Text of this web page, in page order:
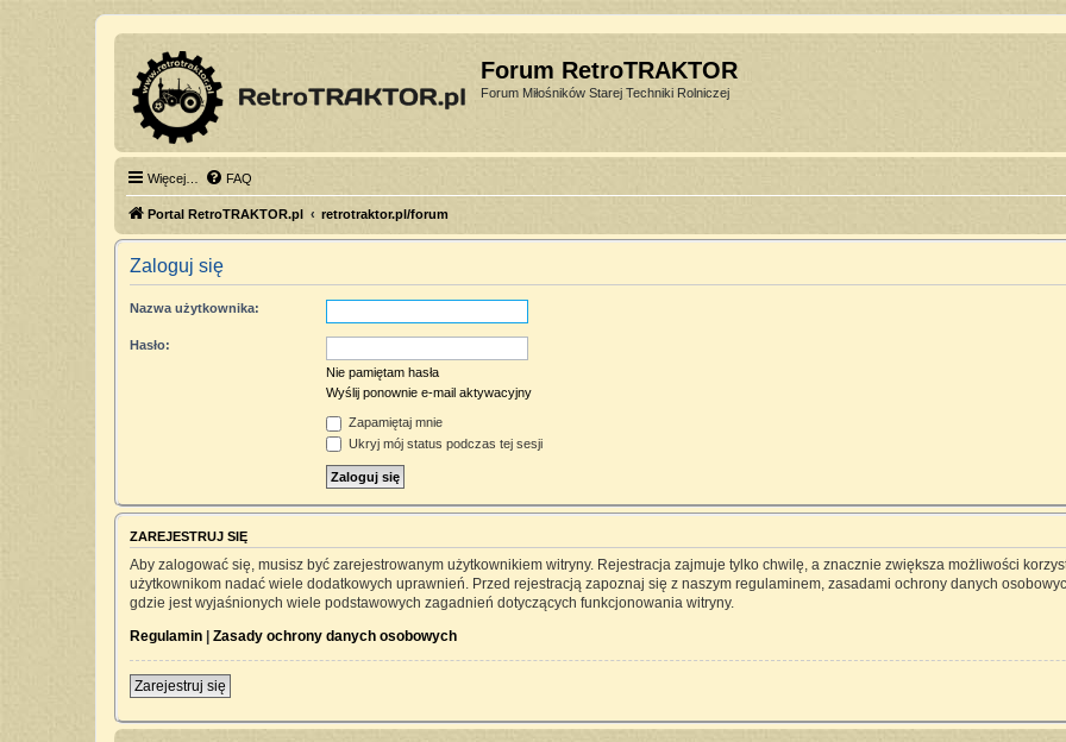
Forum RetroTRAKTOR
Forum Miłośników Starej Techniki Rolniczej
Więcej… FAQ
Portal RetroTRAKTOR.pl retrotraktor.pl/forum
Zaloguj się
Nazwa użytkownika:
Hasło:
Nie pamiętam hasła
Wyślij ponownie e-mail aktywacyjny
Zapamiętaj mnie
Ukryj mój status podczas tej sesji
ZAREJESTRUJ SIĘ
Aby zalogować się, musisz być zarejestrowanym użytkownikiem witryny. Rejestracja zajmuje tylko chwilę, a znacznie zwiększa możliwości
użytkownikom nadać wiele dodatkowych uprawnień. Przed rejestracją zapoznaj się z naszym regulaminem, zasadami ochrony danych
gdzie jest wyjaśnionych wiele podstawowych zagadnień dotyczących funkcjonowania witryny.
Regulamin | Zasady ochrony danych osobowych
Zarejestruj się